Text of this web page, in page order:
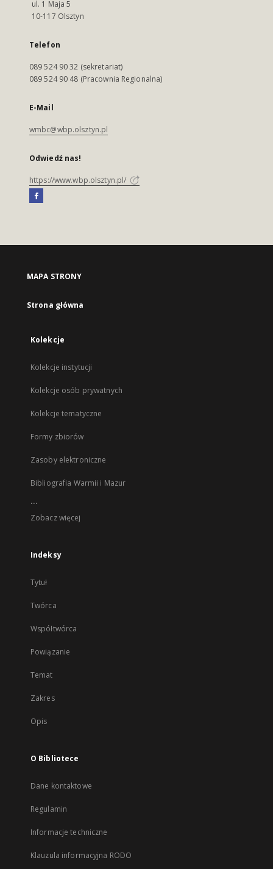
ul. 1 Maja 5
10-117 Olsztyn
Telefon
089 524 90 32 (sekretariat)
089 524 90 48 (Pracownia Regionalna)
E-Mail
wmbc@wbp.olsztyn.pl
Odwiedź nas!
https://www.wbp.olsztyn.pl/
MAPA STRONY
Strona główna
Kolekcje
Kolekcje instytucji
Kolekcje osób prywatnych
Kolekcje tematyczne
Formy zbiorów
Zasoby elektroniczne
Bibliografia Warmii i Mazur
...
Zobacz więcej
Indeksy
Tytuł
Twórca
Współtwórca
Powiązanie
Temat
Zakres
Opis
O Bibliotece
Dane kontaktowe
Regulamin
Informacje techniczne
Klauzula informacyjna RODO